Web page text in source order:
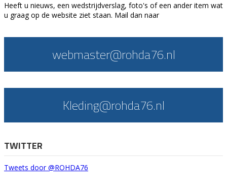
Heeft u nieuws, een wedstrijdverslag, foto's of een ander item wat
u graag op de website ziet staan. Mail dan naar
webmaster@rohda76.nl
Kleding@rohda76.nl
TWITTER
Tweets door @ROHDA76